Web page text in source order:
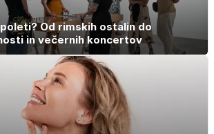
Od rimskih ostalin do
in večernih koncertov